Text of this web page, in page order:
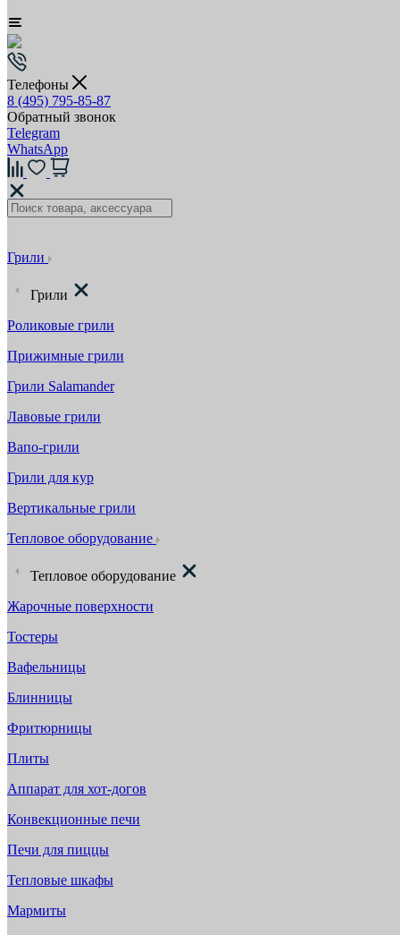
Телефоны
8 (495) 795-85-87
Обратный звонок
Telegram
WhatsApp
Грили
Грили
Роликовые грили
Прижимные грили
Грили Salamander
Лавовые грили
Вапо-грили
Грили для кур
Вертикальные грили
Тепловое оборудование
Тепловое оборудование
Жарочные поверхности
Тостеры
Вафельницы
Блинницы
Фритюрницы
Плиты
Аппарат для хот-догов
Конвекционные печи
Печи для пиццы
Тепловые шкафы
Мармиты